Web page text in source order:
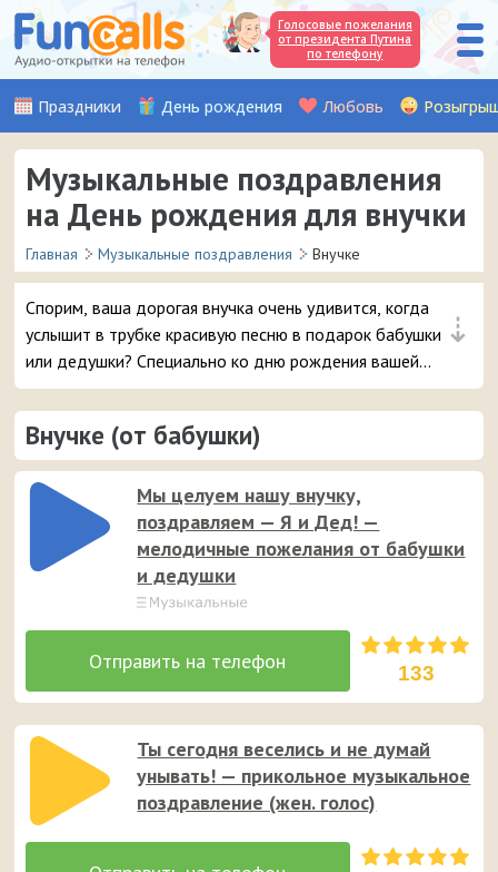
Голосовые пожелания
от президента Путина
по телефону
Праздники День рождения Любовь
Музыкальные поздравления
на День рождения для внучки
Главная Музыкальные поздравления Внучке
⇣
Спорим, ваша дорогая внучка очень удивится, когда
услышит в трубке красивую песню в подарок бабушки
или дедушки? Специально ко дню рождения вашей
внучки мы записали множество мелодичных и
забавных музыкальных поздравлений, которые можно
отправить на мобильный телефон.
Внучке (от бабушки)
Мы целуем нашу внучку,
поздравляем — Я и Дед! —
мелодичные пожелания от бабушки
и дедушки
133
Ты сегодня веселись и не думай
унывать! — прикольное музыкальное
поздравление (жен. голос)